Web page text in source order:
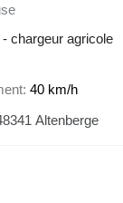
chargeur agricole
40 km/h
Altenberge